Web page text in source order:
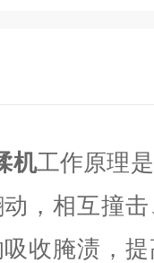
机工作原理
，相互撞
收腌渍，